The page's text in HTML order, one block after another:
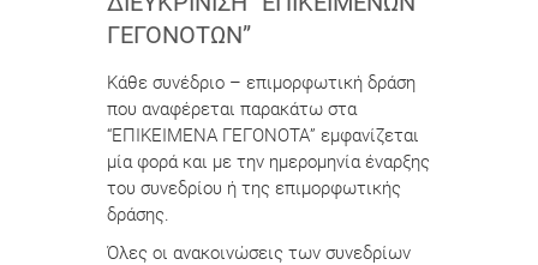
ΓΕΓΟΝΌΤΩΝ”
Κάθε συνέδριο – επιμορφωτική δράση
που αναφέρεται παρακάτω στα
“ΕΠΙΚΕΙΜΕΝΑ ΓΕΓΟΝΟΤΑ” εμφανίζεται
μία φορά και με την ημερομηνία έναρξης
του συνεδρίου ή της επιμορφωτικής
δράσης.
Όλες οι ανακοινώσεις των συνεδρίων